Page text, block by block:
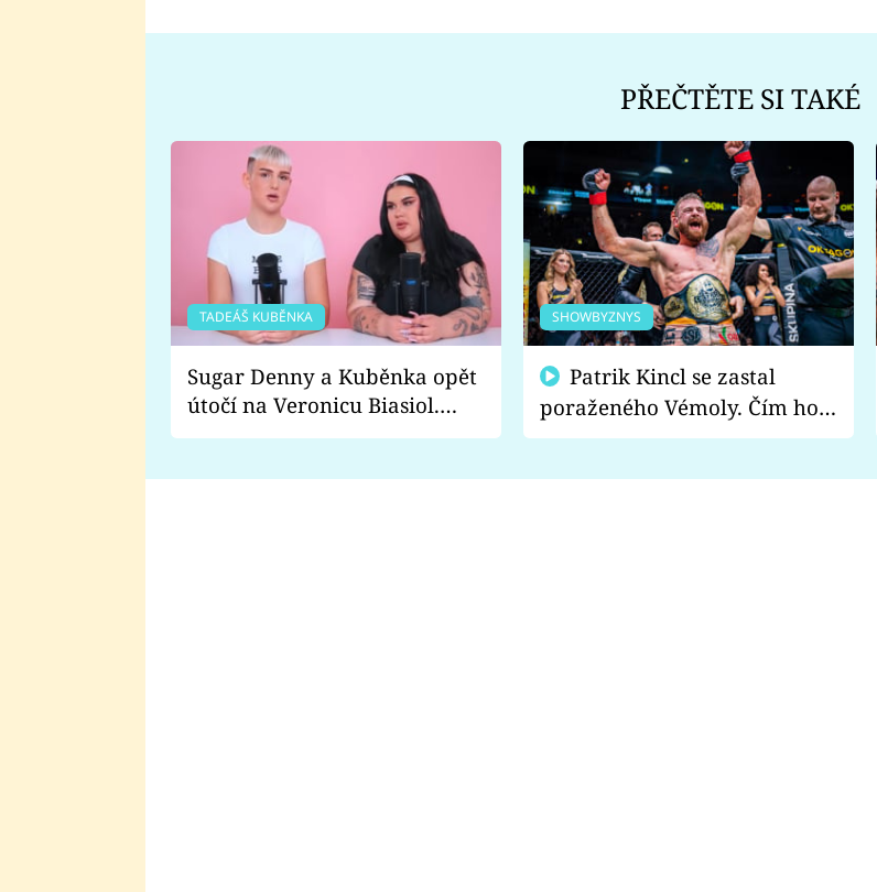
PŘEČTĚTE SI TAKÉ
TADEÁŠ KUBĚNKA
Sugar Denny a Kuběnka opět
útočí na Veronicu Biasiol.
Proč je podle nich falešná a
SHOWBYZNYS
poraženého Vémoly. Čím ho
fanoušci naštvali?